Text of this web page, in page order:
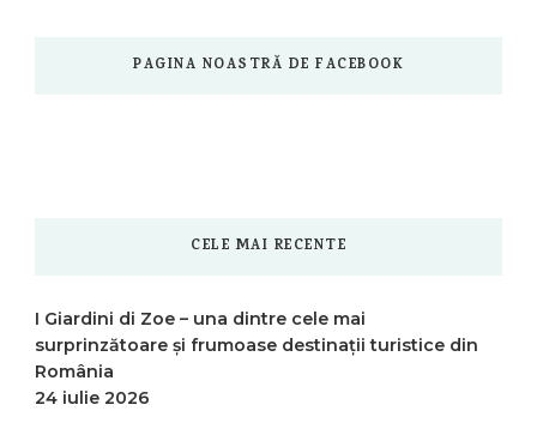
PAGINA NOASTRĂ DE FACEBOOK
CELE MAI RECENTE
I Giardini di Zoe – una dintre cele mai
surprinzătoare și frumoase destinații turistice din
România
24 iulie 2026